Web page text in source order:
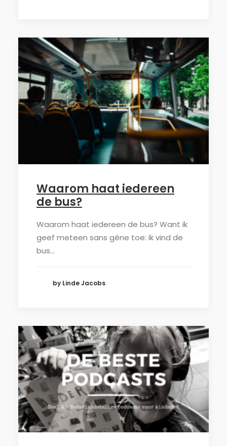
Waarom haat iedereen
de bus?
Waarom haat iedereen de bus? Want ik
geef meteen sans gêne toe: ik vind de
bus…
by Linde Jacobs